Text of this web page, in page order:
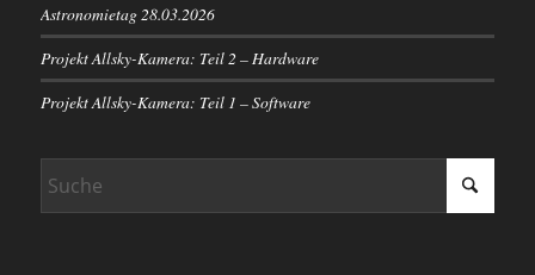
Astronomietag 28.03.2026
Projekt Allsky-Kamera: Teil 2 – Hardware
Projekt Allsky-Kamera: Teil 1 – Software